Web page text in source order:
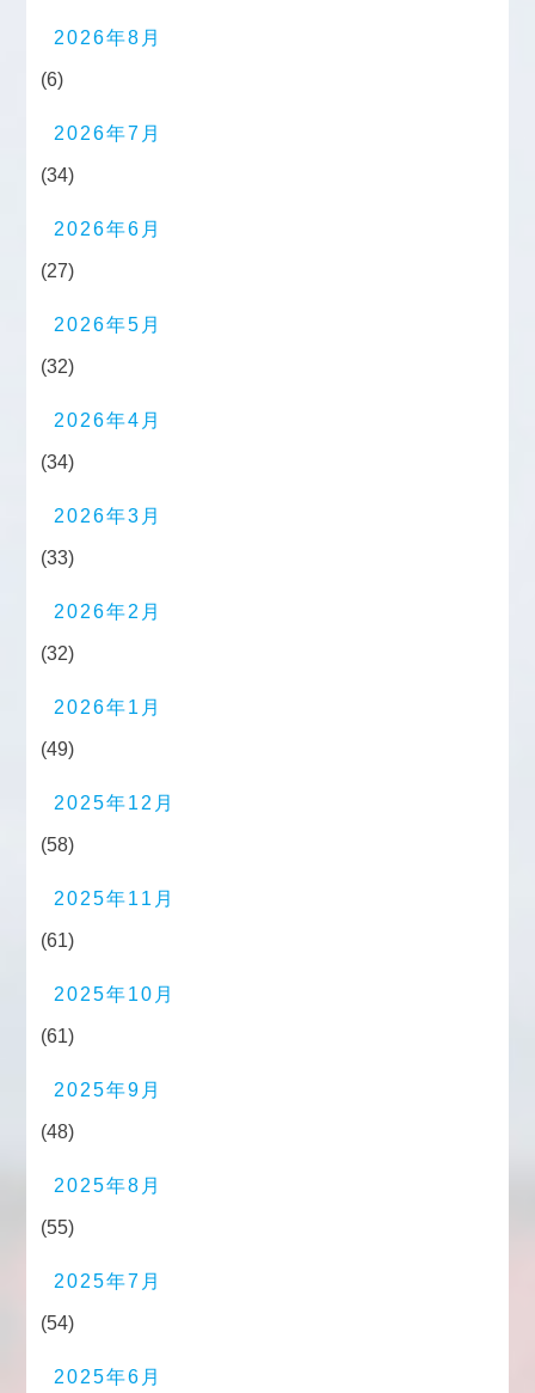
2026年8月
(6)
2026年7月
(34)
2026年6月
(27)
2026年5月
(32)
2026年4月
(34)
2026年3月
(33)
2026年2月
(32)
2026年1月
(49)
2025年12月
(58)
2025年11月
(61)
2025年10月
(61)
2025年9月
(48)
2025年8月
(55)
2025年7月
(54)
2025年6月